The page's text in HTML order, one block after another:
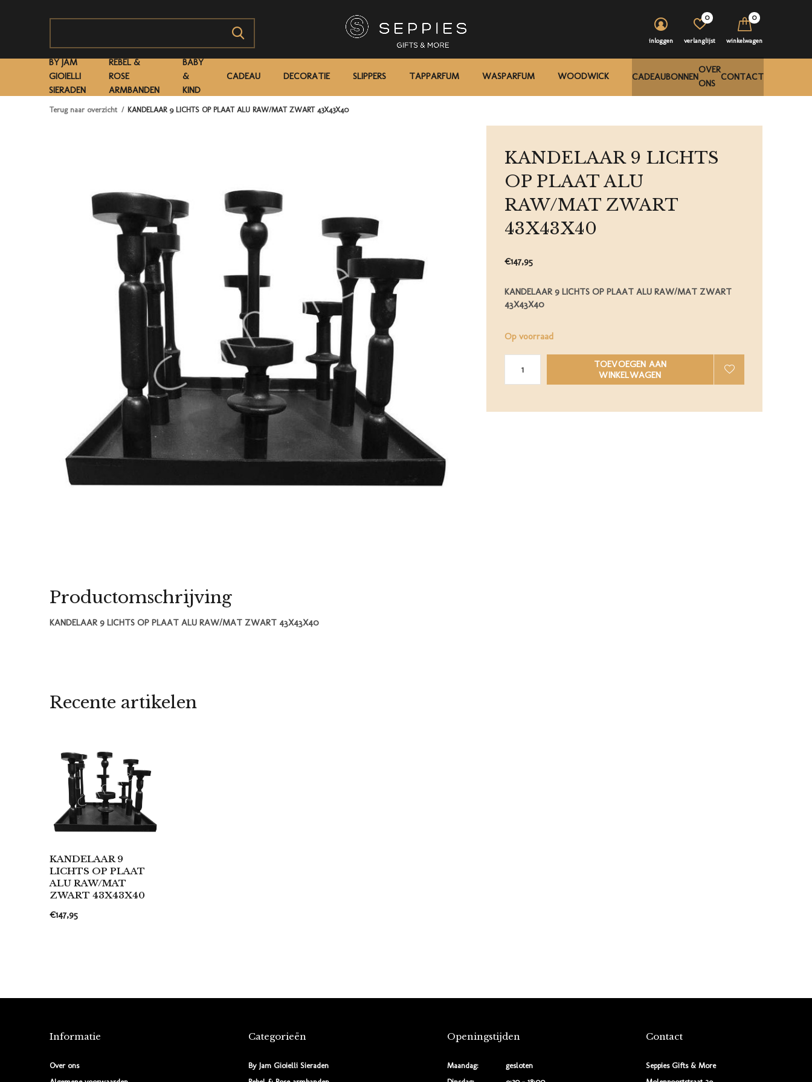
BY JAM
GIOIELLI
SIERADEN
REBEL &
ROSE
ARMBANDEN
BABY
&
KIND
CADEAU DECORATIE SLIPPERS TAPPARFUM WASPARFUM WOODWICK CADEAUBONNEN
OVER
ONS
CONTACT
inloggen verlanglijst
0
winkelwagen
0
Terug naar overzicht KANDELAAR 9 LICHTS OP PLAAT ALU RAW/MAT ZWART 43X43X40
KANDELAAR 9 LICHTS
OP PLAAT ALU
RAW/MAT ZWART
43X43X40
€147,95
KANDELAAR 9 LICHTS OP PLAAT ALU RAW/MAT ZWART
43X43X40
Op voorraad
TOEVOEGEN AAN
WINKELWAGEN
Productomschrijving
KANDELAAR 9 LICHTS OP PLAAT ALU RAW/MAT ZWART 43X43X40
Recente artikelen
KANDELAAR 9
LICHTS OP PLAAT
ALU RAW/MAT
ZWART 43X43X40
€147,95
Informatie
Over ons
Categorieën
By Jam Gioielli Sieraden
Openingstijden
Maandag:
gesloten
Contact
Seppies Gifts & More